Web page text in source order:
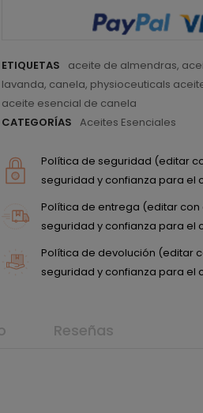
ETIQUETAS aceite de almendras,
lavanda, canela, physioceuticals
aceite esencial de canela
CATEGORÍAS
Aceites Esenciales
Política de seguridad (editar
seguridad y confianza para el
Política de entrega (editar
seguridad y confianza para el
Política de devolución (editar
seguridad y confianza para el
Reseñas